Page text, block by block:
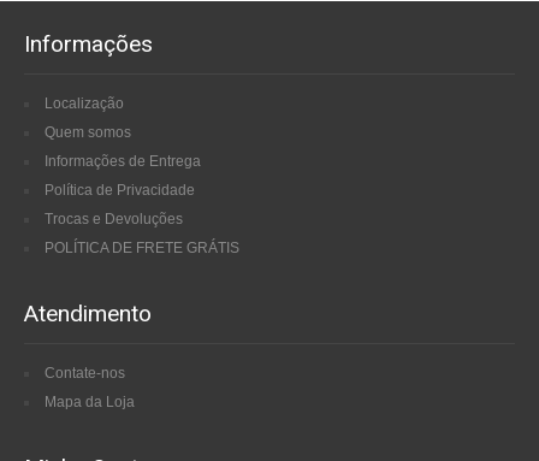
Informações
Localização
Quem somos
Informações de Entrega
Política de Privacidade
Trocas e Devoluções
POLÍTICA DE FRETE GRÁTIS
Atendimento
Contate-nos
Mapa da Loja